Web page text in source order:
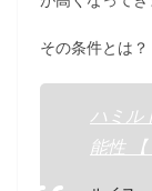
b
o
o
k
その条件とは？
ハミル
能性 【